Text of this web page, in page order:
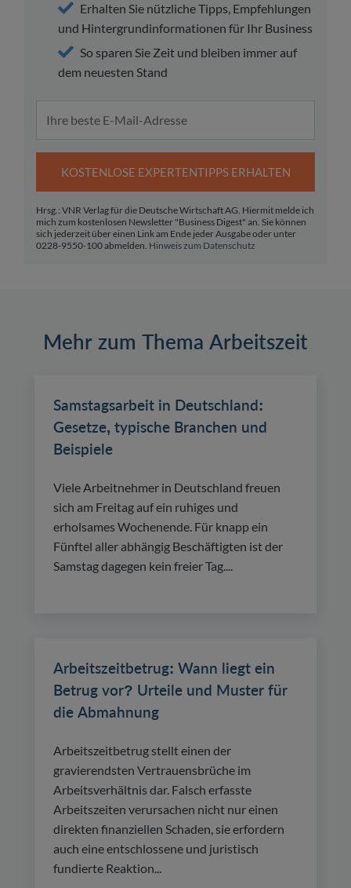
Erhalten Sie nützliche Tipps, Empfehlungen
und Hintergrundinformationen für Ihr Business
So sparen Sie Zeit und bleiben immer auf
dem neuesten Stand
KOSTENLOSE EXPERTENTIPPS ERHALTEN
Hrsg.: VNR Verlag für die Deutsche Wirtschaft AG. Hiermit melde ich
mich zum kostenlosen Newsletter "Business Digest" an. Sie können
sich jederzeit über einen Link am Ende jeder Ausgabe oder unter
0228-9550-100 abmelden. Hinweis zum Datenschutz
Mehr zum Thema Arbeitszeit
Samstagsarbeit in Deutschland:
Gesetze, typische Branchen und
Beispiele
Viele Arbeitnehmer in Deutschland freuen
sich am Freitag auf ein ruhiges und
erholsames Wochenende. Für knapp ein
Fünftel aller abhängig Beschäftigten ist der
Samstag dagegen kein freier Tag....
Arbeitszeitbetrug: Wann liegt ein
Betrug vor? Urteile und Muster für
die Abmahnung
Arbeitszeitbetrug stellt einen der
gravierendsten Vertrauensbrüche im
Arbeitsverhältnis dar. Falsch erfasste
Arbeitszeiten verursachen nicht nur einen
direkten finanziellen Schaden, sie erfordern
auch eine entschlossene und juristisch
fundierte Reaktion...